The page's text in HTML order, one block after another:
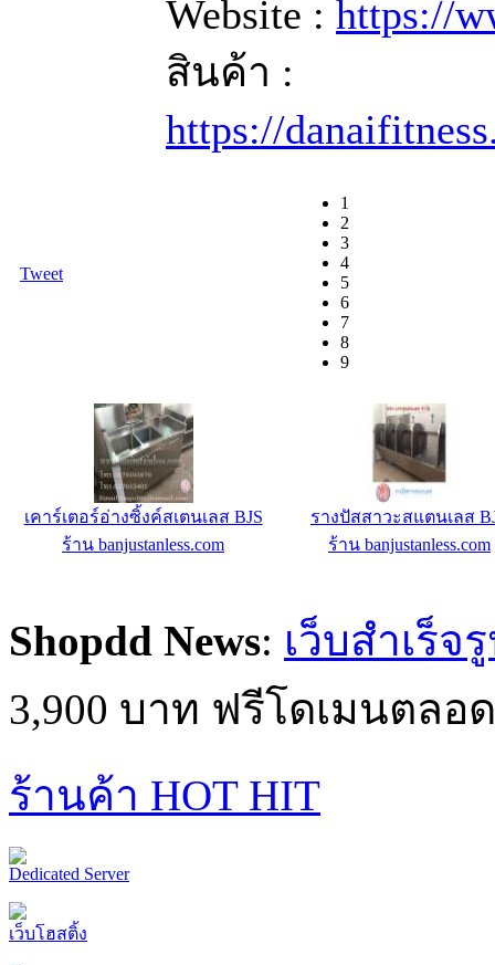
Website : https://
สินค้า :
https://
Tweet
1
2
3
4
5
6
7
8
9
ม้าดัมเบลแบบปรับ รุ่น MS-827
ร้าน คอนโดฟิตเนสช็อป : ร้านขาย
ตระกรุดหนังกลองแตก รุ่น
ร้าน ผูกดวง ด้ายผูกดวง (เ
Shopdd News: เว็บสำเร็จ
3,900 บาท ฟรีโดเมนตลอ
ร้านค้า HOT HIT
Dedicated Server
เว็บโฮสติ้ง